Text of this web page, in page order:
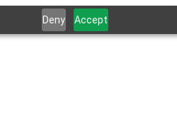
Deny Accept